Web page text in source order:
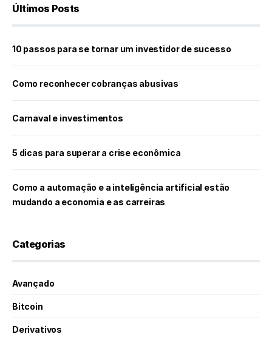
Últimos Posts
10 passos para se tornar um investidor de sucesso
Como reconhecer cobranças abusivas
Carnaval e investimentos
5 dicas para superar a crise econômica
Como a automação e a inteligência artificial estão
mudando a economia e as carreiras
Categorias
Avançado
Bitcoin
Derivativos